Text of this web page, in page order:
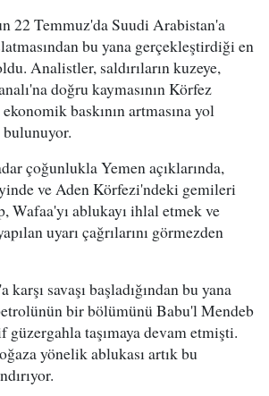
22 Temmuz'da Suudi Arabistan'a
bu yana gerçekleştirdiği en
Analistler, saldırıların kuzeye,
doğru kaymasının Körfez
baskının artmasına yol
bulunuyor.
çoğunlukla Yemen açıklarında,
ve Aden Körfezi'ndeki gemileri
Wafaa'yı ablukayı ihlal etmek ve
uyarı çağrılarını görmezden
savaşı başladığından bu yana
bir bölümünü Babu'l Mendeb
taşımaya devam etmişti.
yönelik ablukası artık bu